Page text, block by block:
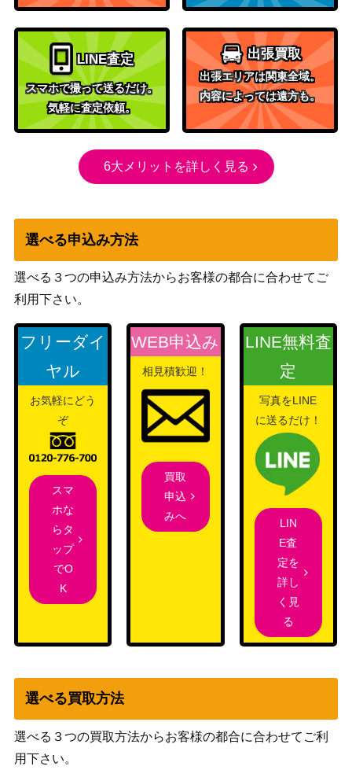
ミュウ☆δデルタ種 015/06
PCGシリーズ
25,000
ブロロロームex（SR）
【SV3 127/108】
スカーレット＆バイオ
レット
（黒炎の支配者）
50
スコヴィランex（SR）
スカーレット＆バイオ
レット
（超電ブレイカー）
200
ギャラドス LV.41
旧裏面
1V 106/078】
スカーレット＆バイオ
ソルガレオGX（HR）【S
M1S 069/060】
サン&ムーン
カメールLV.24
旧裏
（イントロパック(ゼニ
500
バイウールーV（SR）【s
1a 076/070】
ソード&シールド
（VMAXライジング）
150
ミュウVMAX (UR) 【S8b
280/184】
ソード＆シールド
（VMAXクライマック
1,800
センパイとコウハイ（S
R）【XY5 077/070】
XY・XY BREAK
（ガイアボルケーノ）
37,500
ビワ（SAR）【SV5K 096/
スカーレット＆バイオ
MレックウザEX（SR）
12,300
ネルケ（SR）【SV4a 34
4/190】
レット
ーex）
ミュウツーEX（SR）【B
W3 055/052】
BW
LINE査定
スマホで撮って送るだけ。
気軽に査定依頼。
出張買取
出張エリアは関東全域。
内容によっては遠方も。
6大メリットを詳しく見る
選べる申込み方法
選べる３つの申込み方法からお客様の都合に合わせてご
利用下さい。
フリーダイ
ヤル
お気軽にどう
ぞ
スマ
ホな
らタ
ップ
でO
K
WEB申込み
相見積歓迎！
買取
申込
みへ
LINE無料査
定
写真をLINE
に送るだけ！
LIN
E査
定を
詳し
く見
る
選べる買取方法
選べる３つの買取方法からお客様の都合に合わせてご利
用下さい。